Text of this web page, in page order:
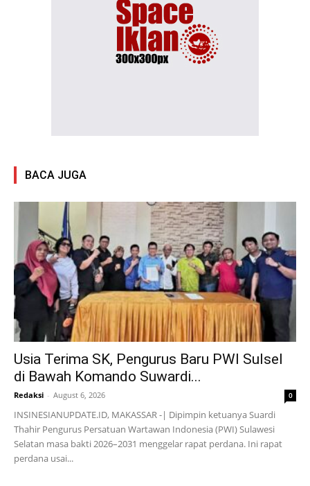
BACA JUGA
Usia Terima SK, Pengurus Baru PWI Sulsel
di Bawah Komando Suwardi...
Redaksi - August 6, 2026 0
INSINESIANUPDATE.ID, MAKASSAR -| Dipimpin ketuanya Suardi
Thahir Pengurus Persatuan Wartawan Indonesia (PWI) Sulawesi
Selatan masa bakti 2026–2031 menggelar rapat perdana. Ini rapat
perdana usai...